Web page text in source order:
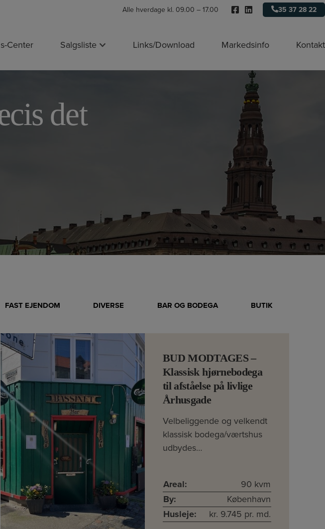
Alle hverdage kl. 09.00 – 17.00 35 37 28 22
Center Salgsliste Links/Download Markedsinfo Kontakt
det
FAST EJENDOM DIVERSE BAR OG BODEGA BUTIK
BUD MODTAGES –
Klassisk hjørnebodega
til afståelse på livlige
Århusgade
Velbeliggende og velkendt
klassisk bodega/værtshus
udbydes…
Areal:
90 kvm
By:
København
Husleje:
kr. 9.745 pr. md.